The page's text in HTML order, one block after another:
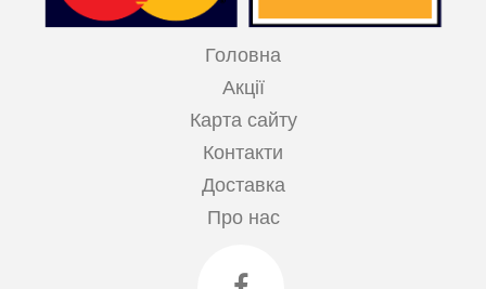
Головна
Акції
Карта сайту
Контакти
Доставка
Про нас